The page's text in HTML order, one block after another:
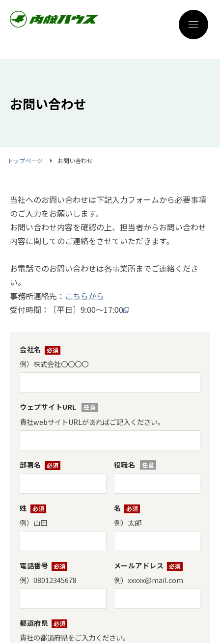
お問い合わせ
トップページ お問い合わせ
当社へのお問い合わせは下記入力フォームから必要事項
のご入力をお願いします。
お問い合わせ内容を確認の上、担当者からお問い合わせ
内容に関してのご連絡をさせていただきます。
お電話でのお問い合わせは各事業所までご連絡くださ
い。
事務所連絡先： こちらから
受付時間：［平日］9:00～17:00
会社名
例）株式会社〇〇〇〇
ウェブサイトURL
貴社webサイトURLがあればご記入ください。
部署名 役職名
姓
例）山田
名
例）太郎
電話番号
例）08012345678
メールアドレス
例）xxxxx@mail.com
都道府県
貴社の都道府県をご入力ください。